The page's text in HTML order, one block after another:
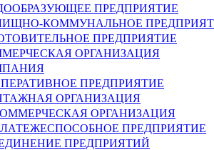
ПРЕДПРИЯТИЕ
КОММУНАЛЬНОЕ
ПРЕДПРИЯТИЕ
ОРГАНИЗАЦИЯ
ПРЕДПРИЯТИЕ
ОРГАНИЗАЦИЯ
ОРГАНИЗАЦИЯ
ПРЕДПРИЯТИЕ
ПРЕДПРИЯТИЙ